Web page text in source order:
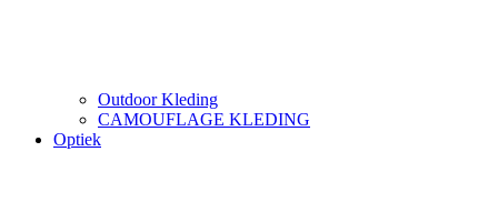
Outdoor Kleding
CAMOUFLAGE KLEDING
Optiek